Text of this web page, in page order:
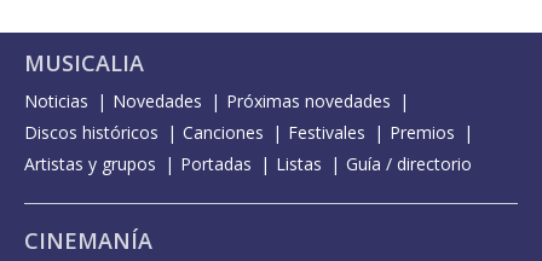
MUSICALIA
Noticias Novedades
Próximas novedades
Discos históricos
Canciones Festivales
Premios
Artistas y grupos
Portadas Listas Guía / directorio
CINEMANÍA